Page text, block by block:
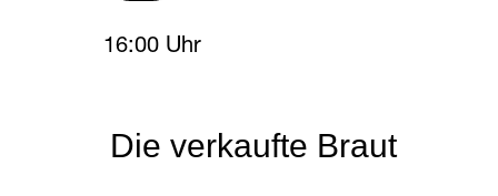
Die verkaufte Braut
Sunday, 18 April 2027
16:00 Uhr